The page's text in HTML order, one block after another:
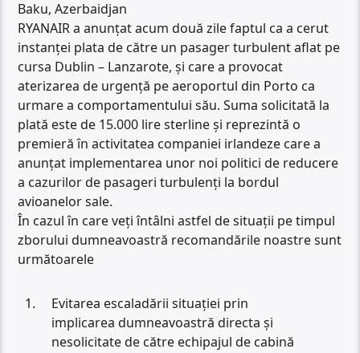
Baku, Azerbaidjan
RYANAIR a anunțat acum două zile faptul ca a cerut
instanței plata de către un pasager turbulent aflat pe
cursa Dublin – Lanzarote, și care a provocat
aterizarea de urgență pe aeroportul din Porto ca
urmare a comportamentului său. Suma solicitată la
plată este de 15.000 lire sterline și reprezintă o
premieră în activitatea companiei irlandeze care a
anunțat implementarea unor noi politici de reducere
a cazurilor de pasageri turbulenți la bordul
avioanelor sale.
În cazul în care veți întâlni astfel de situații pe timpul
zborului dumneavoastră recomandările noastre sunt
următoarele
Evitarea escaladării situației prin
implicarea dumneavoastră directa și
nesolicitate de către echipajul de cabină